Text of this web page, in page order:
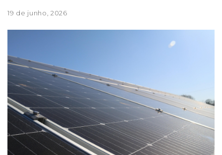
19 de junho, 2026